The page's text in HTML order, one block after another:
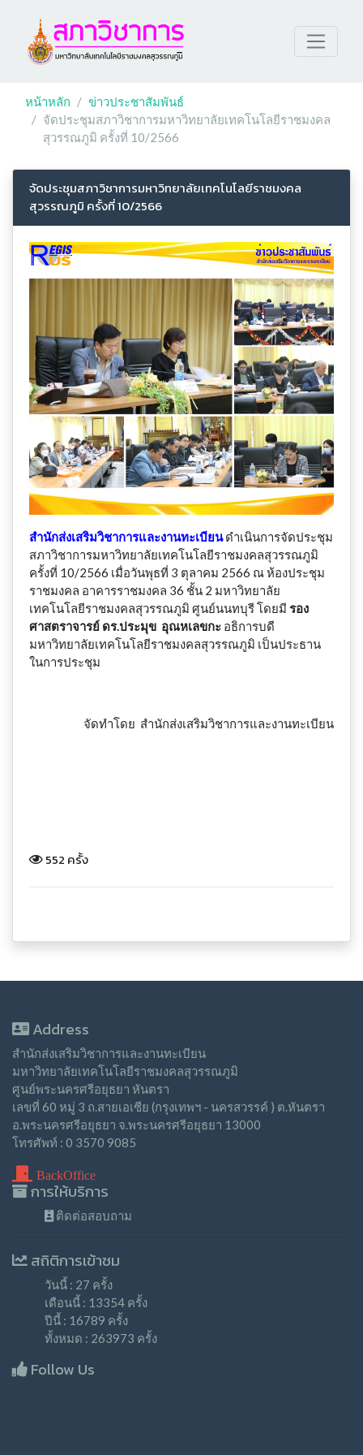
หน้าหลัก
ข่าวประชาสัมพันธ์
จัดประชุมสภาวิชาการมหาวิทยาลัยเทคโนโลยีราชมงคล
สุวรรณภูมิ ครั้งที่ 10/2566
จัดประชุมสภาวิชาการมหาวิทยาลัยเทคโนโลยีราชมงคล
สุวรรณภูมิ ครั้งที่ 10/2566
สำนักส่งเสริมวิชาการและงานทะเบียนดำเนินการจัดประชุม
สภาวิชาการมหาวิทยาลัยเทคโนโลยีราชมงคลสุวรรณภูมิ
ครั้งที่ 10/2566 เมื่อวันพุธที่ 3 ตุลาคม 2566 ณ ห้องประชุม
ราชมงคล อาคารราชมงคล 36 ชั้น 2 มหาวิทยาลัย
เทคโนโลยีราชมงคลสุวรรณภูมิ ศูนย์นนทบุรี โดยมี รอง
ศาสตราจารย์ ดร.ประมุข อุณหเลขกะ อธิการบดี
มหาวิทยาลัยเทคโนโลยีราชมงคลสุวรรณภูมิ เป็นประธาน
ในการประชุม
จัดทำโดย สำนักส่งเสริมวิชาการและงานทะเบียน
552 ครั้ง
Address
สำนักส่งเสริมวิชาการและงานทะเบียน
มหาวิทยาลัยเทคโนโลยีราชมงคลสุวรรณภูมิ
ศูนย์พระนครศรีอยุธยา หันตรา
เลขที่ 60 หมู่ 3 ถ.สายเอเซีย (กรุงเทพฯ - นครสวรรค์ ) ต.หันตรา
อ.พระนครศรีอยุธยา จ.พระนครศรีอยุธยา 13000
โทรศัพท์ : 0 3570 9085
BackOffice
การให้บริการ
ติดต่อสอบถาม
สถิติการเข้าชม
วันนี้ : 27 ครั้ง
เดือนนี้ : 13354 ครั้ง
ปีนี้ : 16789 ครั้ง
ทั้งหมด : 263973 ครั้ง
Follow Us